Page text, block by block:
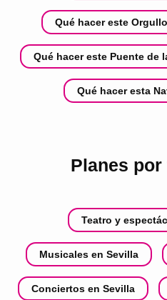
Qué hacer este
Qué hacer este Puente de
Qué hacer esta
Planes
Teatro y
Musicales en Sevilla
Conciertos en Sevilla